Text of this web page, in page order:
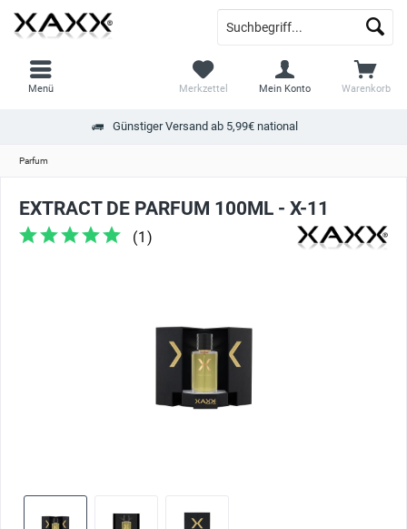
Günstiger Versand ab 5,99€ national
Warenkorb
Merkzettel Mein Konto
Menü
Parfum
EXTRACT DE PARFUM 100ML - X-11
(1 )